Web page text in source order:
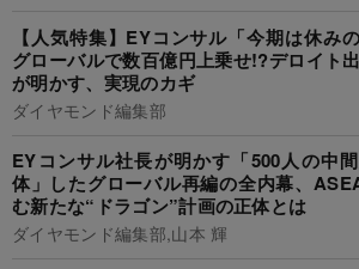
【人気特集】EYコンサル「今期は休み
グローバルで数百億円上乗せ!?デロイト
が明かす、実現のカギ
ダイヤモンド編集部
EYコンサル社長が明かす「500人の中
体」したグローバル再編の全内幕、
む新たな“ドラゴン”計画の正体とは
ダイヤモンド編集部,山本 輝